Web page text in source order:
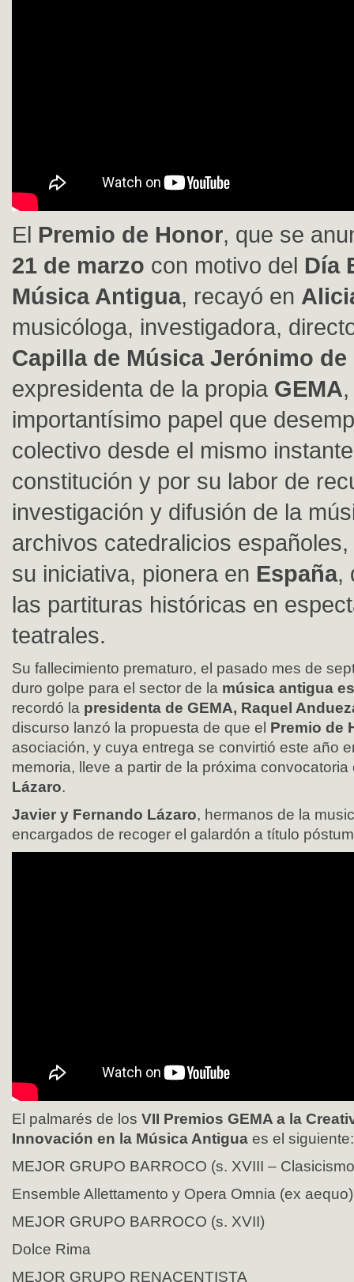
El Premio de Honor, que se
21 de marzo con motivo del Día
Música Antigua, recayó en
musicóloga, investigadora,
Capilla de Música Jerónimo
expresidenta de la propia GEMA
importantísimo papel que
colectivo desde el mismo
constitución y por su labor de
investigación y difusión de la
archivos catedralicios
su iniciativa, pionera en España,
las partituras históricas en
teatrales.
Su fallecimiento prematuro, el pasado mes de
duro golpe para el sector de la música antigua
recordó la presidenta de GEMA, Raquel
discurso lanzó la propuesta de que el Premio de
asociación, y cuya entrega se convirtió este año
memoria, lleve a partir de la próxima
Lázaro.
Javier y Fernando Lázaro, hermanos de la
encargados de recoger el galardón a título
El palmarés de los VII Premios GEMA a la
Innovación en la Música Antigua es el siguiente:
MEJOR GRUPO BARROCO (s. XVIII –
Ensemble Allettamento y Opera Omnia (ex aequo)
MEJOR GRUPO BARROCO (s. XVII)
Dolce Rima
MEJOR GRUPO RENACENTISTA